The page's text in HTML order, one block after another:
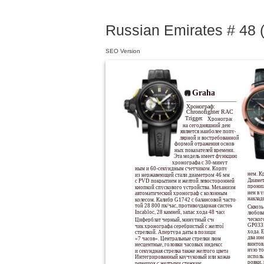
Russian Emirates # 48
4 Graham
__________________
Хронограф:
Chronofighter RAC
Trigger.
Хронограф
на сегодняшний день
является наиболее попу-
лярной и востребованной
формой отражения основ-
ных показателей времени.
Эта модель имеет функцию
хронографа с 30-минут-
ным и 60-секундным счетчиком. Корпус
из нержавеющей стали диаметром 46 мм
с PVD покрытием и желтой левосторонней
кнопкой спускового устройства. Механизм:
автоматический хронограф с колонным
колесом. Калибр G1742 с балансовой часто-
той 28 800 пк/час, противоударная система
Incabloc, 28 камней, запас хода 48 часов.
Циферблат черный, минутный счет-
чик хронографа серебристый с желтой
стрелкой. Апертура даты в позиции
«7 часов». Центральные стрелки люми-
несцентные, головки часовых индексов
и секундная стрелка также желтого цвета.
Интегрированный каучуковый или кожаный
нем.
нен в
хода.
два
ную
ровки,
SEO Version